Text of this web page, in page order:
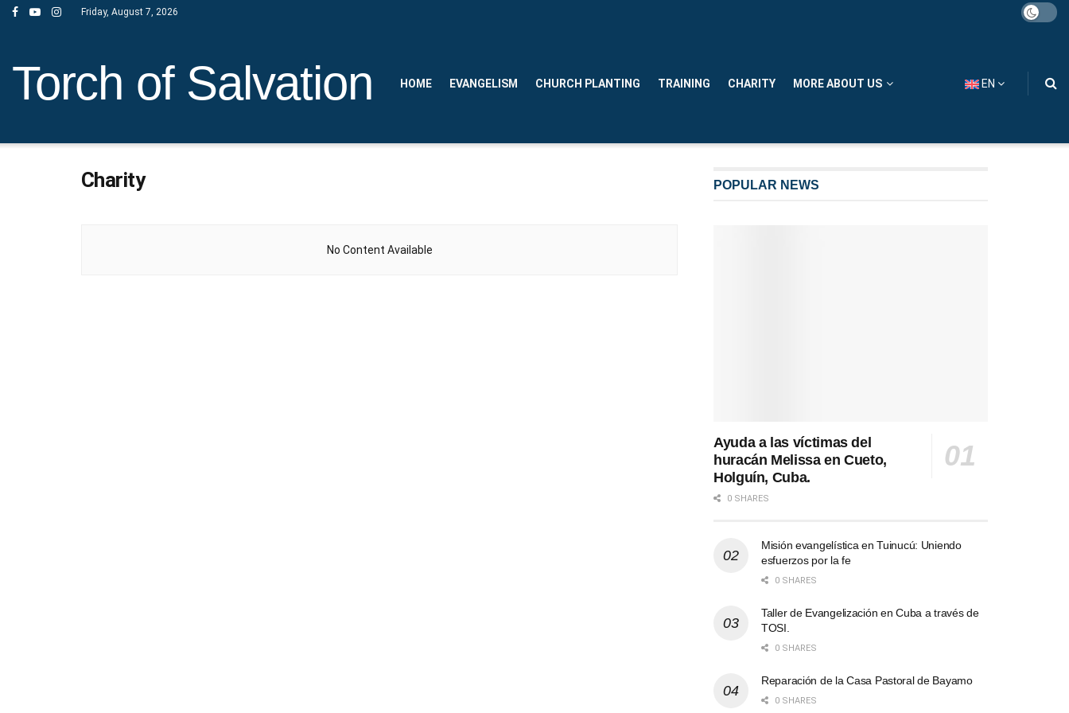
Friday, August 7, 2026
Torch of Salvation HOME EVANGELISM CHURCH PLANTING TRAINING CHARITY MORE ABOUT US EN
Charity
No Content Available
POPULAR NEWS
Ayuda a las víctimas del
huracán Melissa en Cueto,
Holguín, Cuba.
0 SHARES
Misión evangelística en Tuinucú: Uniendo
esfuerzos por la fe
0 SHARES
Taller de Evangelización en Cuba a través de
TOSI.
0 SHARES
Reparación de la Casa Pastoral de Bayamo
0 SHARES